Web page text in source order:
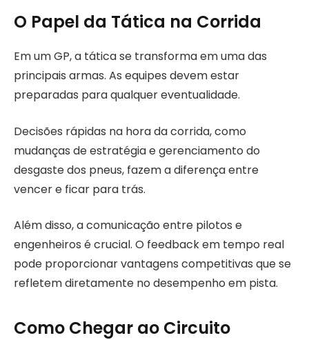
O Papel da Tática na Corrida
Em um GP, a tática se transforma em uma das
principais armas. As equipes devem estar
preparadas para qualquer eventualidade.
Decisões rápidas na hora da corrida, como
mudanças de estratégia e gerenciamento do
desgaste dos pneus, fazem a diferença entre
vencer e ficar para trás.
Além disso, a comunicação entre pilotos e
engenheiros é crucial. O feedback em tempo real
pode proporcionar vantagens competitivas que se
refletem diretamente no desempenho em pista.
Como Chegar ao Circuito